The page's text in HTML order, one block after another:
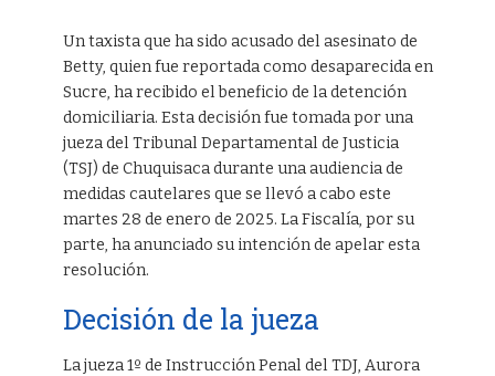
Un taxista que ha sido acusado del asesinato de
Betty, quien fue reportada como desaparecida en
Sucre, ha recibido el beneficio de la detención
domiciliaria. Esta decisión fue tomada por una
jueza del Tribunal Departamental de Justicia
(TSJ) de Chuquisaca durante una audiencia de
medidas cautelares que se llevó a cabo este
martes 28 de enero de 2025. La Fiscalía, por su
parte, ha anunciado su intención de apelar esta
resolución.
Decisión de la jueza
La jueza 1º de Instrucción Penal del TDJ, Aurora